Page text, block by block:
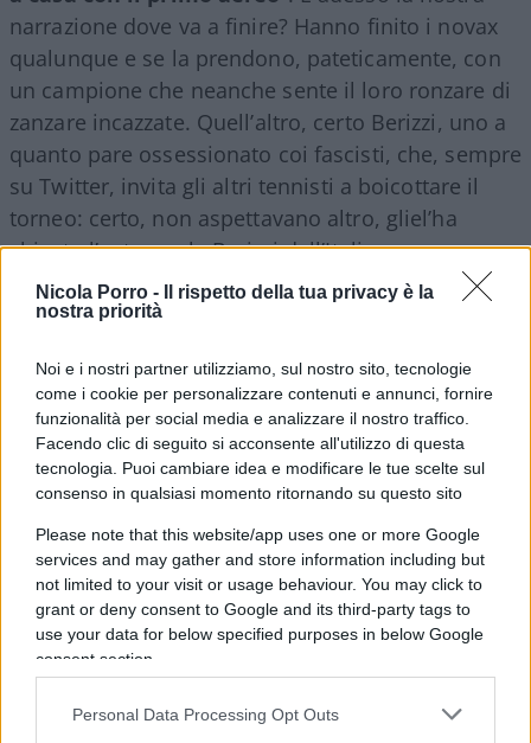
Nicola Porro -
Il rispetto della tua privacy è la
nostra priorità
Noi e i nostri partner utilizziamo, sul nostro sito, tecnologie
come i cookie per personalizzare contenuti e annunci, fornire
funzionalità per social media e analizzare il nostro traffico.
Facendo clic di seguito si acconsente all'utilizzo di questa
tecnologia. Puoi cambiare idea e modificare le tue scelte sul
consenso in qualsiasi momento ritornando su questo sito
Please note that this website/app uses one or more Google
services and may gather and store information including but
not limited to your visit or usage behaviour. You may click to
grant or deny consent to Google and its third-party tags to
use your data for below specified purposes in below Google
consent section.
Personal Data Processing Opt Outs
narrazione dove va a finire? Hanno finito i novax
qualunque e se la prendono, pateticamente, con
un campione che neanche sente il loro ronzare di
zanzare incazzate. Quell’altro, certo Berizzi, uno a
quanto pare ossessionato coi fascisti, che, sempre
su Twitter, invita gli altri tennisti a boicottare il
torneo: certo, non aspettavano altro, gliel’ha
chiesto l’autorevole Berizzi dall’Italia.
No ai dissidenti (stile Urss)
Che un atleta possa essere bombato come un
cavallo da palio non importa, quello che conta è
non mettersi di traverso, non dimostrare che si
può ragionare con la propria testa e, addirittura,
spuntarla: insomma non essere di sinistra. È
l’individuo che odiano, come non si stanca di
predicare papa Bergoglio, lorosognano una
nuova egemonia culturalecome piace al
ministro sghembo, Speranza. È la democrazia
progressiva, bellezza, quella che andava di moda
sempre un po’ compagni, non hanno mai smesso